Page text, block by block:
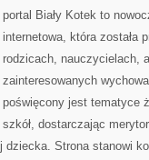
portal Biały Kotek to
internetowa, która została
rodzicach, nauczycielach,
zainteresowanych
poświęcony jest tematyce
szkół, dostarczając
dziecka. Strona stanowi